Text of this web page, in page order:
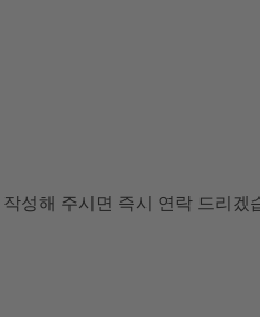
성해 주시면 즉시 연락 드리겠